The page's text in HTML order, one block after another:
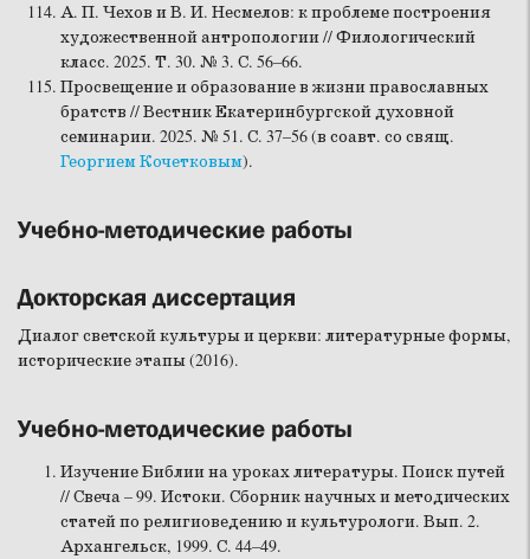
А. П. Чехов и В. И. Несмелов: к проблеме построения
художественной антропологии // Филологический
класс. 2025. Т. 30. № 3. С. 56–66.
Просвещение и образование в жизни православных
братств // Вестник Екатеринбургской духовной
семинарии. 2025. № 51. С. 37–56 (в соавт. со свящ.
Георгием Кочетковым).
Учебно-методические работы
Докторская диссертация
Диалог светской культуры и церкви: литературные формы,
исторические этапы (2016).
Учебно-методические работы
Изучение Библии на уроках литературы. Поиск путей
// Свеча – 99. Истоки. Сборник научных и методических
статей по религиоведению и культурологи. Вып. 2.
Архангельск, 1999. С. 44–49.